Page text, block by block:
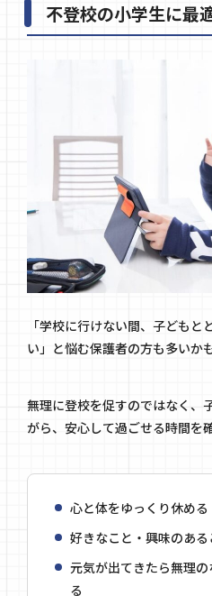
不登校の小学生に最
「学校に行けない間、子ども
い」と悩む保護者の方も多いか
無理に登校を促すのではなく、
がら、安心して過ごせる時間を
心と体をゆっくり休める
好きなこと・興味のあ
元気が出てきたら無理
る